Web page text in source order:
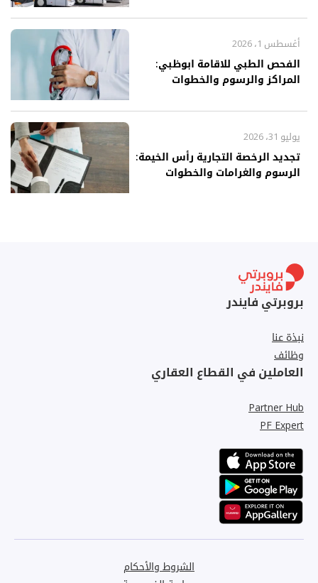
الفحص الطبي للاقامة ابوظبي:
المراكز والرسوم والخطوات
أغسطس 1، 2026
تجديد الرخصة التجارية رأس الخيمة:
الرسوم والغرامات والخطوات
يوليو 31، 2026
بروبرتي فايندر
نبذة عنا
وظائف
العاملين في القطاع العقاري
Partner Hub
PF Expert
الشروط والأحكام